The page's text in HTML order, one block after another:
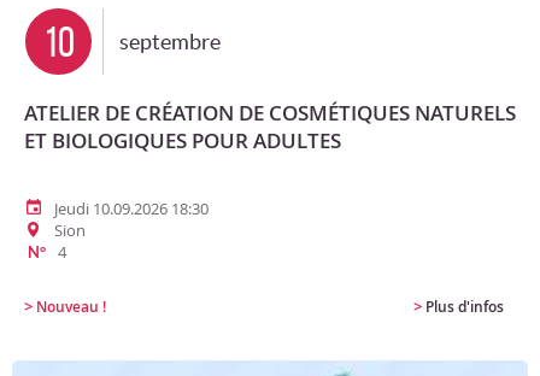
10 septembre
ATELIER DE CRÉATION DE COSMÉTIQUES NATURELS
ET BIOLOGIQUES POUR ADULTES
Jeudi 10.09.2026 18:30
Sion
N° 4
> Nouveau ! > Plus d'infos